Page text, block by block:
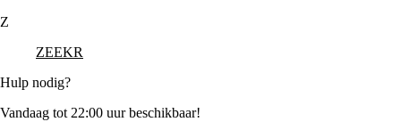
Z
ZEEKR
Hulp nodig?
Vandaag tot 22:00 uur beschikbaar!